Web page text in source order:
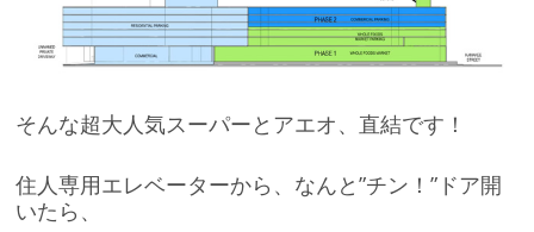
そんな超大人気スーパーとアエオ、直結です！
住人専用エレベーターから、なんと”チン！”ドア開
いたら、